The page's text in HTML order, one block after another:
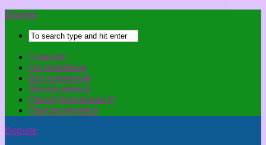
Верняк
Главная
На телефоне
Без вложений
Легкие деньги
Предупреждение !!!
Присоединяйся
Верняк